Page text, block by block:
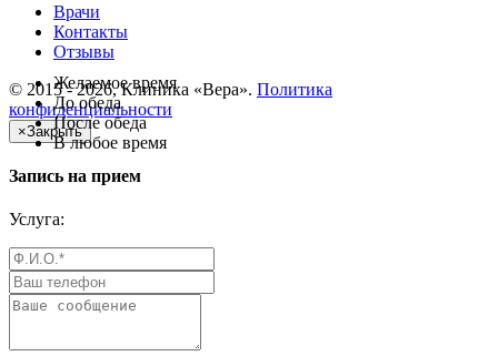
Врачи
Контакты
Отзывы
© 2015 - 2026, Клиника «Вера». Политика
конфиденциальности
×Закрыть
Запись на прием
Услуга:
Желаемое время
До обеда
После обеда
В любое время